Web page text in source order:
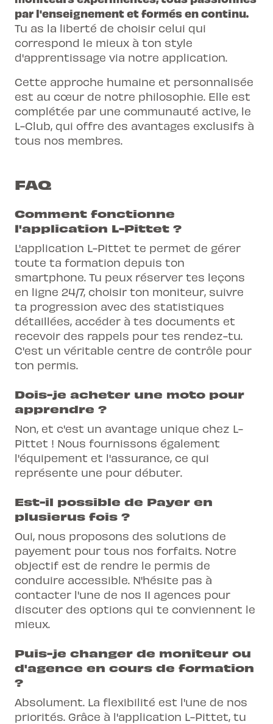
par l'enseignement et formés en continu.
Tu as la liberté de choisir celui qui
correspond le mieux à ton style
d'apprentissage via notre application.
Cette approche humaine et personnalisée
est au cœur de notre philosophie. Elle est
complétée par une communauté active, le
L-Club, qui offre des avantages exclusifs à
tous nos membres.
FAQ
Comment fonctionne
l'application L-Pittet ?
L'application L-Pittet te permet de gérer
toute ta formation depuis ton
smartphone. Tu peux réserver tes leçons
en ligne 24/7, choisir ton moniteur, suivre
ta progression avec des statistiques
détaillées, accéder à tes documents et
recevoir des rappels pour tes rendez-tu.
C'est un véritable centre de contrôle pour
ton permis.
Dois-je acheter une moto pour
apprendre ?
Non, et c'est un avantage unique chez L-
Pittet ! Nous fournissons également
l'équipement et l'assurance, ce qui
représente une pour débuter.
Est-il possible de Payer en
plusierus fois ?
Oui, nous proposons des solutions de
payement pour tous nos forfaits. Notre
objectif est de rendre le permis de
conduire accessible. N'hésite pas à
contacter l'une de nos 11 agences pour
discuter des options qui te conviennent le
mieux.
Puis-je changer de moniteur ou
d'agence en cours de formation
?
Absolument. La flexibilité est l'une de nos
priorités. Grâce à l'application L-Pittet, tu